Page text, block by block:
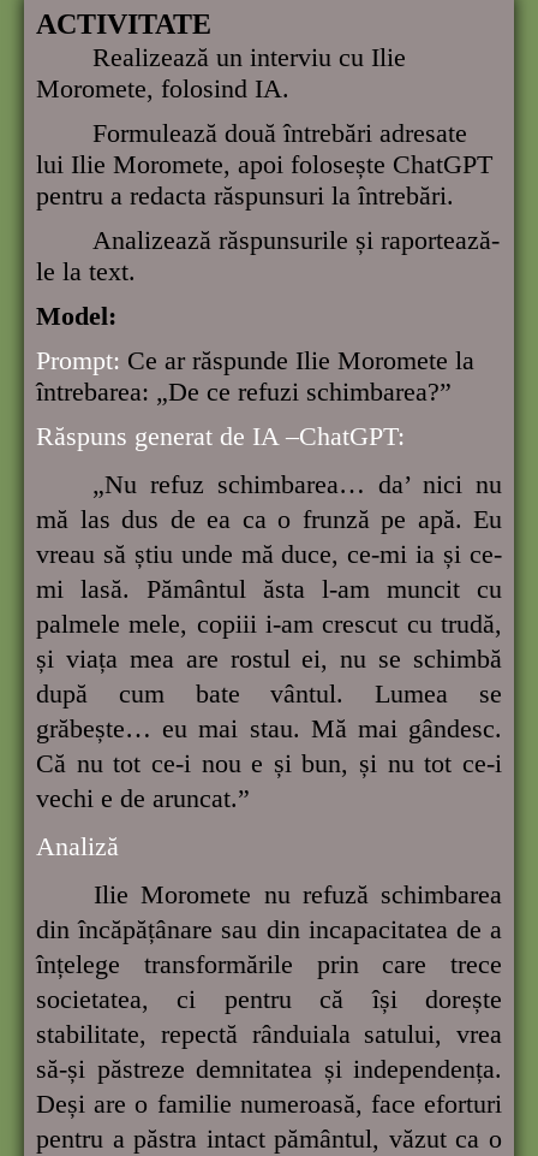
ACTIVITATE
Realizează un interviu cu Ilie
Moromete, folosind IA.
Formulează două întrebări adresate
lui Ilie Moromete, apoi folosește ChatGPT
pentru a redacta răspunsuri la întrebări.
Analizează răspunsurile și raportează-
le la text.
Model:
Prompt: Ce ar răspunde Ilie Moromete la
întrebarea: „De ce refuzi schimbarea?”
Răspuns generat de IA –ChatGPT:
„Nu refuz schimbarea… da’ nici nu
mă las dus de ea ca o frunză pe apă. Eu
vreau să știu unde mă duce, ce-mi ia și ce-
mi lasă. Pământul ăsta l-am muncit cu
palmele mele, copiii i-am crescut cu trudă,
și viața mea are rostul ei, nu se schimbă
după cum bate vântul. Lumea se
grăbește… eu mai stau. Mă mai gândesc.
Că nu tot ce-i nou e și bun, și nu tot ce-i
vechi e de aruncat.”
Analiză
Ilie Moromete nu refuză schimbarea
din încăpățânare sau din incapacitatea de a
înțelege transformările prin care trece
societatea, ci pentru că își dorește
stabilitate, repectă rânduiala satului, vrea
să-și păstreze demnitatea și independența.
Deși are o familie numeroasă, face eforturi
pentru a păstra intact pământul, văzut ca o